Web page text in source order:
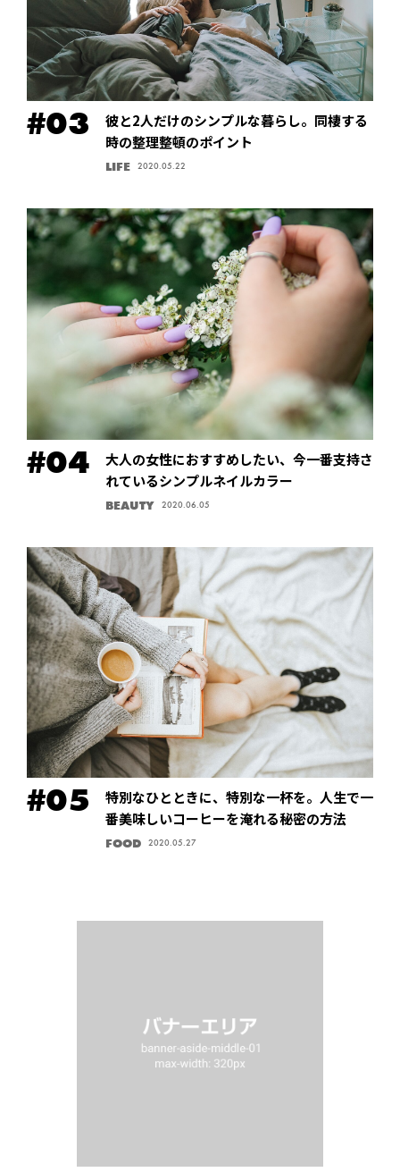
彼と2人だけのシンプルな暮らし。同棲する
時の整理整頓のポイント
LIFE 2020.05.22
大人の女性におすすめしたい、今一番支持さ
れているシンプルネイルカラー
BEAUTY 2020.06.05
特別なひとときに、特別な一杯を。人生で一
番美味しいコーヒーを淹れる秘密の方法
FOOD 2020.05.27